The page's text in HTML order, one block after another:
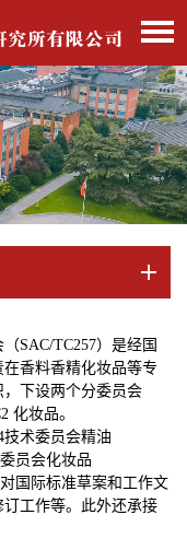
SAC/TC257）是经国
香料香精化妆品等专
下设两个分委员会
化妆品。
术委员会精油
员会化妆品
国际标准草案和工作文
工作等。此外还承接